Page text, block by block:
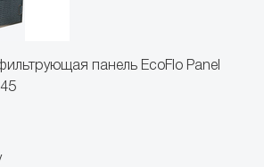
панель EcoFlo Panel